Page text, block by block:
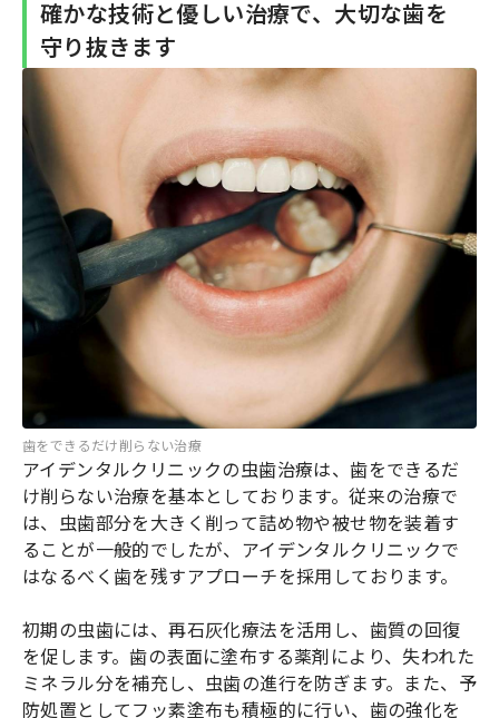
確かな技術と優しい治療で、大切な歯を
守り抜きます
歯をできるだけ削らない治療
アイデンタルクリニックの虫歯治療は、歯をできるだ
け削らない治療を基本としております。従来の治療で
は、虫歯部分を大きく削って詰め物や被せ物を装着す
ることが一般的でしたが、アイデンタルクリニックで
はなるべく歯を残すアプローチを採用しております。
初期の虫歯には、再石灰化療法を活用し、歯質の回復
を促します。歯の表面に塗布する薬剤により、失われた
ミネラル分を補充し、虫歯の進行を防ぎます。また、予
防処置としてフッ素塗布も積極的に行い、歯の強化を